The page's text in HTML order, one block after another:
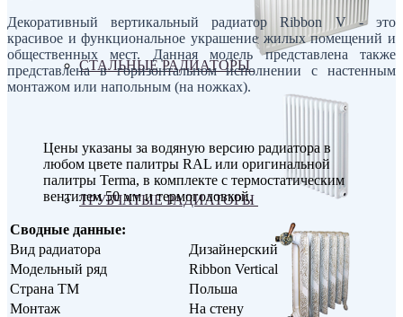
СТАЛЬНЫЕ РАДИАТОРЫ
ТРУБЧАТЫЕ РАДИАТОРЫ
Декоративный вертикальный радиатор Ribbon V - это
красивое и функциональное украшение жилых помещений и
общественных мест. Данная модель представлена также
представлена в горизонтальном исполнении с настенным
монтажом или напольным (на ножках).
Цены указаны за водяную версию радиатора в
любом цвете палитры RAL или оригинальной
палитры Terma, в комплекте с термостатическим
вентилем 50 мм и термоголовкой.
Сводные данные:
Вид радиатора
Дизайнерский
Модельный ряд
Ribbon Vertical
Страна ТМ
Польша
Монтаж
На стену